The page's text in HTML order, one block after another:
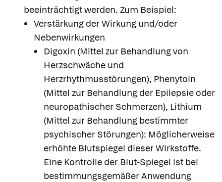
beeinträchtigt werden. Zum Beispiel:
Verstärkung der Wirkung und/oder
Nebenwirkungen
Digoxin (Mittel zur Behandlung von
Herzschwäche und
Herzrhythmusstörungen), Phenytoin
(Mittel zur Behandlung der Epilepsie oder
neuropathischer Schmerzen), Lithium
(Mittel zur Behandlung bestimmter
psychischer Störungen): Möglicherweise
erhöhte Blutspiegel dieser Wirkstoffe.
Eine Kontrolle der Blut-Spiegel ist bei
bestimmungsgemäßer Anwendung